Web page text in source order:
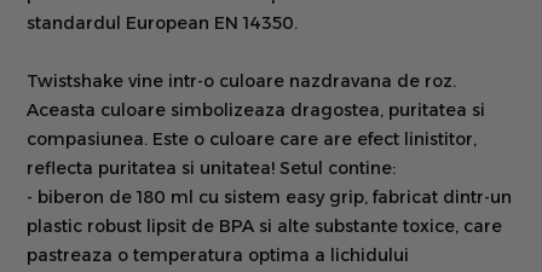
standardul European EN 14350.
Twistshake vine intr-o culoare nazdravana de roz.
Aceasta culoare simbolizeaza dragostea, puritatea si
compasiunea. Este o culoare care are efect linistitor,
reflecta puritatea si unitatea! Setul contine:
- biberon de 180 ml cu sistem easy grip, fabricat dintr-un
plastic robust lipsit de BPA si alte substante toxice, care
pastreaza o temperatura optima a lichidului